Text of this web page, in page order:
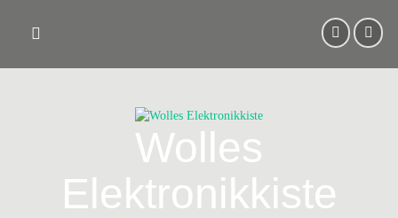
content
Wolles
Elektronikkiste